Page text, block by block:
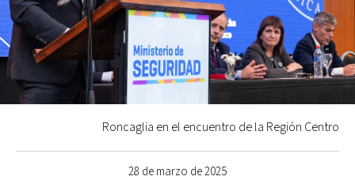
28 de marzo de 2025
Roncaglia en el encuentro de la Región Centro